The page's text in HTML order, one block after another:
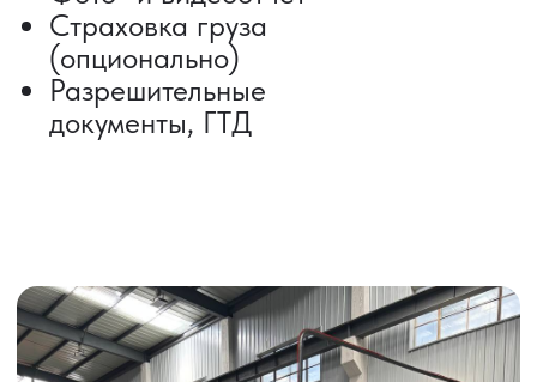
ВЫКУП ТОВАРОВ ИЗ КИТАЯ
Выкуп от 1 000 000 ₽
Выкуп с Alibaba
Получить консультацию